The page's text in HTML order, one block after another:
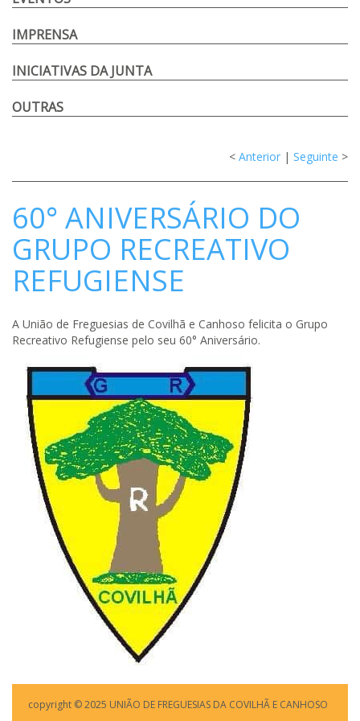
IMPRENSA
INICIATIVAS DA JUNTA
OUTRAS
< Anterior | Seguinte >
60° ANIVERSÁRIO DO
GRUPO RECREATIVO
REFUGIENSE
A União de Freguesias de Covilhã e Canhoso felicita o Grupo
Recreativo Refugiense pelo seu 60° Aniversário.
copyright © 2025 UNIÃO DE FREGUESIAS DA COVILHÃ E CANHOSO